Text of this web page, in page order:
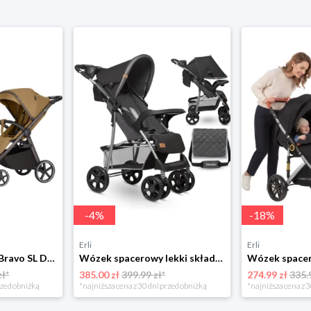
Wózek CARRELLO Bravo SL Deluxe Copper Beige 2026
obniżką
-4%
Erli
Wózek spacerowy lekki składany duże koła czarny Lionelo Emma Plus + TORBA
385.00 zł399.99 zł*
*najniższa cena z 30 dni przed obniżką
-18%
Erli
274.99 zł
*najniższa cena z